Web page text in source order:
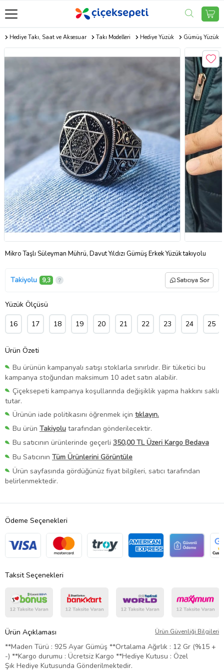
Hediye Takı, Saat ve Aksesuar Takı Modelleri Hediye Yüzük Gümüş Yüzük
Mikro Taşlı Süleyman Mührü, Davut Yıldızı Gümüş Erkek Yüzük takıyolu
Takiyolu 9,3 Satıcıya Sor
Yüzük Ölçüsü
16 17 18 19 20 21 22 23 24 25
Ürün Özeti
Bu ürünün kampanyalı satışı stoklarla sınırlıdır. Bir tüketici bu
kampanya stoğundan maksimum 10 adet satın alabilir.
Çiçeksepeti kampanya koşullarında değişiklik yapma hakkını saklı
tutar.
Ürünün iade politikasını öğrenmek için tıklayın.
Bu ürün Takiyolu tarafından gönderilecektir.
Bu satıcının ürünlerinde geçerli 350,00 TL Üzeri Kargo Bedava
Bu Satıcının Tüm Ürünlerini Görüntüle
Ürün sayfasında gördüğünüz fiyat bilgileri, satıcı tarafından
belirlenmektedir.
Ödeme Seçenekleri
Taksit Seçenekleri
Ürün Açıklaması Ürün Güvenliği Bilgileri
**Maden Türü : 925 Ayar Gümüş **Ortalama Ağırlık : 12 Gr (%15 +
-) **Kargo durumu : Ücretsiz Kargo **Hediye Kutusu : Özel
Şık Hediye Kutusunda Gönderilmektedir.